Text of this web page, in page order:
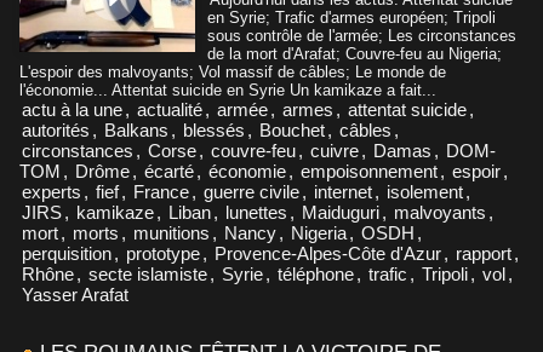
en Syrie; Trafic d'armes européen; Tripoli
sous contrôle de l'armée; Les circonstances
de la mort d'Arafat; Couvre-feu au Nigeria;
L'espoir des malvoyants; Vol massif de câbles; Le monde de
l'économie... Attentat suicide en Syrie Un kamikaze a fait...
actu à la une, actualité, armée, armes , attentat suicide,
autorités , Balkans , blessés , Bouchet, câbles ,
circonstances , Corse, couvre-feu, cuivre, Damas , DOM-
TOM , Drôme, écarté, économie, empoisonnement, espoir,
experts , fief, France, guerre civile, internet, isolement,
JIRS, kamikaze, Liban, lunettes , Maiduguri, malvoyants ,
mort, morts , munitions , Nancy, Nigeria, OSDH ,
perquisition, prototype, Provence-Alpes-Côte d'Azur, rapport,
Rhône, secte islamiste, Syrie, téléphone, trafic , Tripoli, vol,
Yasser Arafat